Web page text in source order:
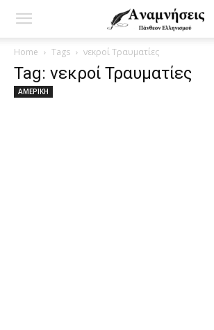
Home Tags νεκροί Τραυματίες
Tag: νεκροί Τραυματίες
ΑΜΕΡΙΚΗ